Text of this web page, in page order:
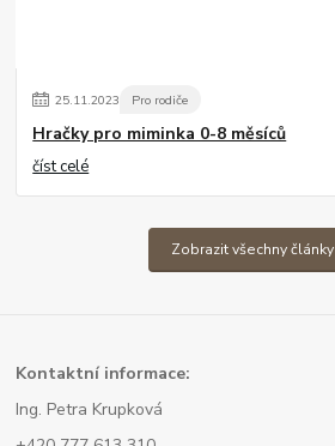
25.11.2023 Pro rodiče
Hračky pro miminka 0-8 měsíců
číst celé
Zobrazit všechny články
Kontaktní informace:
Ing. Petra Krupková